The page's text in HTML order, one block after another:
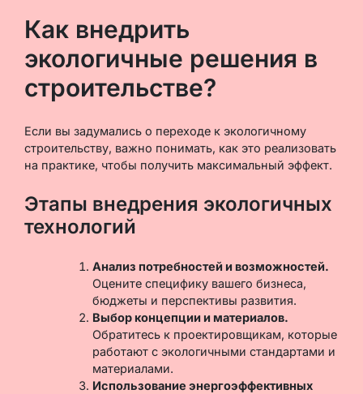
Как внедрить
экологичные решения в
строительстве?
Если вы задумались о переходе к экологичному
строительству, важно понимать, как это реализовать
на практике, чтобы получить максимальный эффект.
Этапы внедрения экологичных
технологий
Анализ потребностей и возможностей.
Оцените специфику вашего бизнеса,
бюджеты и перспективы развития.
Выбор концепции и материалов.
Обратитесь к проектировщикам, которые
работают с экологичными стандартами и
материалами.
Использование энергоэффективных